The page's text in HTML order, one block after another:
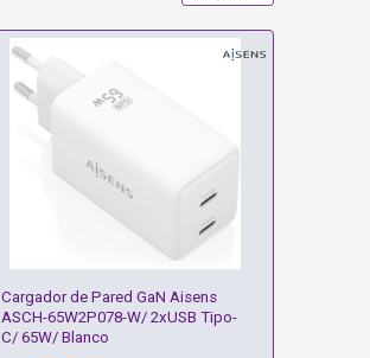
Cargador de Pared GaN Aisens
ASCH-65W2P078-W/ 2xUSB Tipo-
C/ 65W/ Blanco